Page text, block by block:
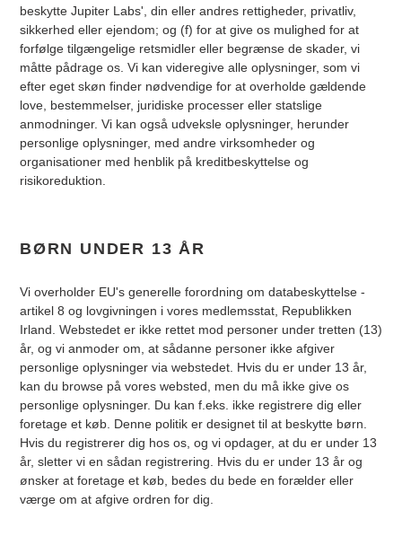
beskytte Jupiter Labs', din eller andres rettigheder, privatliv,
sikkerhed eller ejendom; og (f) for at give os mulighed for at
forfølge tilgængelige retsmidler eller begrænse de skader, vi
måtte pådrage os. Vi kan videregive alle oplysninger, som vi
efter eget skøn finder nødvendige for at overholde gældende
love, bestemmelser, juridiske processer eller statslige
anmodninger. Vi kan også udveksle oplysninger, herunder
personlige oplysninger, med andre virksomheder og
organisationer med henblik på kreditbeskyttelse og
risikoreduktion.
BØRN UNDER 13 ÅR
Vi overholder EU's generelle forordning om databeskyttelse -
artikel 8 og lovgivningen i vores medlemsstat, Republikken
Irland. Webstedet er ikke rettet mod personer under tretten (13)
år, og vi anmoder om, at sådanne personer ikke afgiver
personlige oplysninger via webstedet. Hvis du er under 13 år,
kan du browse på vores websted, men du må ikke give os
personlige oplysninger. Du kan f.eks. ikke registrere dig eller
foretage et køb. Denne politik er designet til at beskytte børn.
Hvis du registrerer dig hos os, og vi opdager, at du er under 13
år, sletter vi en sådan registrering. Hvis du er under 13 år og
ønsker at foretage et køb, bedes du bede en forælder eller
værge om at afgive ordren for dig.